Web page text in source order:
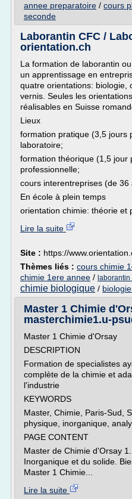
annee preparatoire / cours
seconde
Laborantin CFC /
orientation.ch
La formation de laborantin
un apprentissage en
quatre orientations: biologie,
vernis. Seules les
réalisables en Suisse
Lieux
formation pratique (3,5 jours
laboratoire;
formation théorique (1,5 jour
professionnelle;
cours interentreprises (de 36
En école à plein temps
orientation chimie: théorie et
Lire la suite
Site : https://
Thèmes liés : cours chimie
chimie 1ere annee /
chimie biologique /
Master 1 Chimie
masterchimie1.u-
Master 1 Chimie d'Orsay
DESCRIPTION
Formation de specialistes
complète de la chimie et
l'industrie
KEYWORDS
Master, Chimie, Paris-Sud,
physique, inorganique,
PAGE CONTENT
Master de Chimie d'Orsay
Inorganique et du solide.
Master 1 Chimie...
Lire la suite